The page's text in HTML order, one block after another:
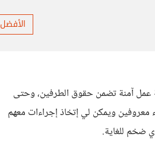
الأفضل
عمل آمنة تضمن حقوق الطرفين، وحتى
ويمكن لي إتخاذ إجراءات معهم
ضخم للغاية.